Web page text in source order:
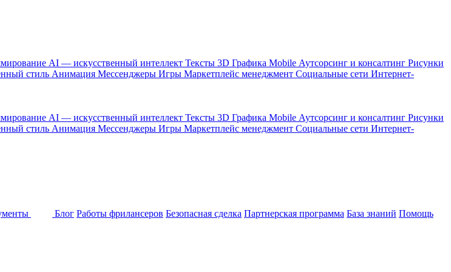
AI — искусственный интеллект Тексты 3D Графика Mobile Аутсорсинг и консалтинг Рисунки
стиль Анимация Мессенджеры Игры Маркетплейс менеджмент Социальные сети Интернет-
AI — искусственный интеллект Тексты 3D Графика Mobile Аутсорсинг и консалтинг Рисунки
стиль Анимация Мессенджеры Игры Маркетплейс менеджмент Социальные сети Интернет-
Блог Работы фрилансеров Безопасная сделка Партнерская программа База знаний Помощь